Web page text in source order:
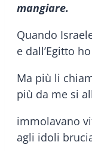
mangiare.
Quando
e dall’Egitto
Ma più li
più da me si
immolavano
agli idoli